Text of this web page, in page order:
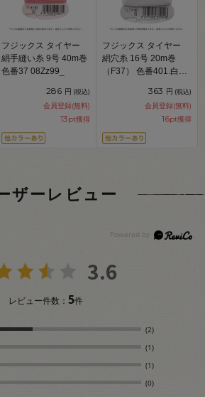
フジックス タイヤー
絹手縫い糸 9号 40m巻
色番37 08Zz99_
286 円 (税込)
会員登録(無料)
13pt獲得
フジックス タイヤー
絹穴糸 16号 20m巻
（F37） 色番401.白
363 円 (税込)
会員登録(無料)
16pt獲得
ザーレビュー
3.6
レビュー件数：5件
(2)
(1)
(1)
(0)